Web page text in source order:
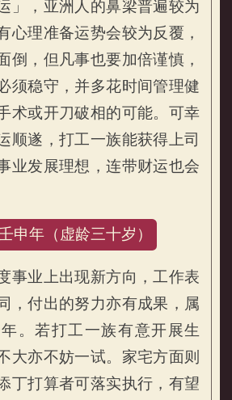
」，亚洲人的鼻梁普遍较为
心理准备运势会较为反覆，
倒，但凡事也要加倍谨慎，
须稳守，并多花时间管理健
术或开刀破相的可能。可幸
顺遂，打工一族能获得上司
业发展理想，连带财运也会
申年（虚龄三十岁）
事业上出现新方向，工作表
，付出的努力亦有成果，属
。若打工一族有意开展生
大亦不妨一试。家宅方面则
丁打算者可落实执行，有望